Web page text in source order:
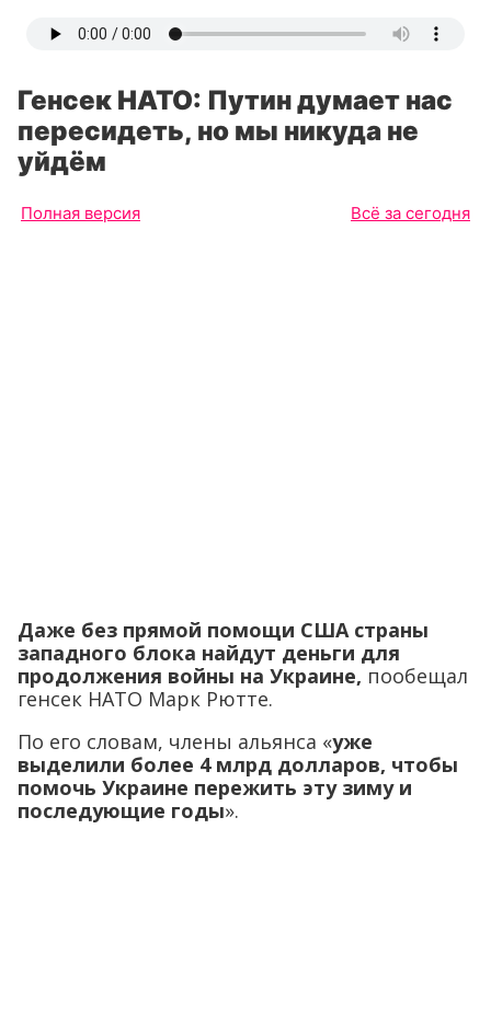
Генсек НАТО: Путин думает нас
пересидеть, но мы никуда не
уйдём
Полная версия Всё за сегодня
Даже без прямой помощи США страны
западного блока найдут деньги для
продолжения войны на Украине, пообещал
генсек НАТО Марк Рютте.
По его словам, члены альянса «уже
выделили более 4 млрд долларов, чтобы
помочь Украине пережить эту зиму и
последующие годы».